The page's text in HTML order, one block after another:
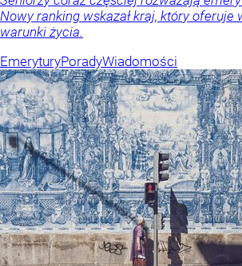
Nowy ranking wskazał kraj, który oferuje
warunki życia.
EmeryturyPoradyWiadomości